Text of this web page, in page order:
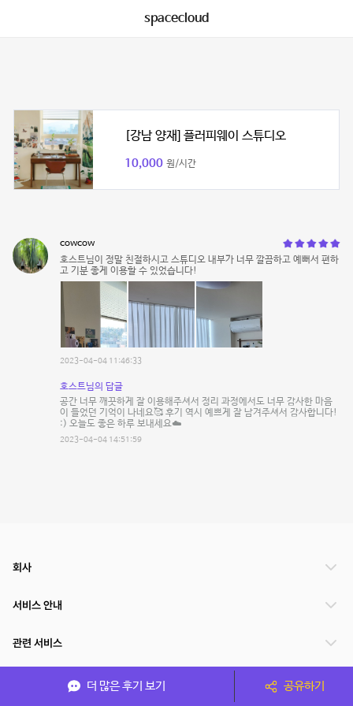
spacecloud
[강남 양재] 플러피웨이 스튜디오
10,000 원/시간
cowcow
호스트님이 정말 친절하시고 스튜디오 내부가 너무 깔끔하고 예뻐서 편하
고 기분 좋게 이용할 수 있었습니다!
2023-04-04 11:46:33
호스트님의 답글
공간 너무 깨끗하게 잘 이용해주셔서 정리 과정에서도 너무 감사한 마음
이 들었던 기억이 나네요🥰 후기 역시 예쁘게 잘 남겨주셔서 감사합니다!
:) 오늘도 좋은 하루 보내세요☁️
2023-04-04 14:51:59
더 많은 후기 보기 공유하기
회사
서비스 안내
관련 서비스